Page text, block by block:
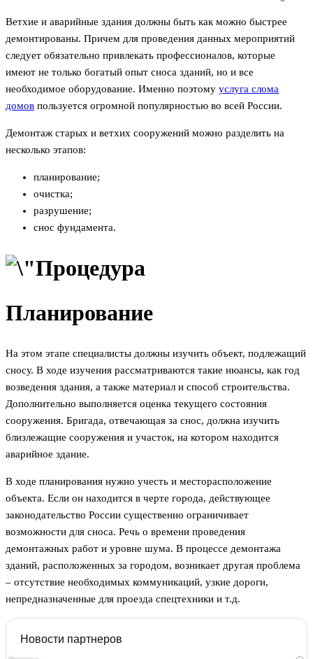
Ветхие и аварийные здания должны быть как можно быстрее
демонтированы. Причем для проведения данных мероприятий
следует обязательно привлекать профессионалов, которые
имеют не только богатый опыт сноса зданий, но и все
необходимое оборудование. Именно поэтому услуга слома
домов пользуется огромной популярностью во всей России.
Демонтаж старых и ветхих сооружений можно разделить на
несколько этапов:
планирование;
очистка;
разрушение;
снос фундамента.
Планирование
На этом этапе специалисты должны изучить объект, подлежащий
сносу. В ходе изучения рассматриваются такие нюансы, как год
возведения здания, а также материал и способ строительства.
Дополнительно выполняется оценка текущего состояния
сооружения. Бригада, отвечающая за снос, должна изучить
близлежащие сооружения и участок, на котором находится
аварийное здание.
В ходе планирования нужно учесть и месторасположение
объекта. Если он находится в черте города, действующее
законодательство России существенно ограничивает
возможности для сноса. Речь о времени проведения
демонтажных работ и уровне шума. В процессе демонтажа
зданий, расположенных за городом, возникает другая проблема
– отсутствие необходимых коммуникаций, узкие дороги,
непредназначенные для проезда спецтехники и т.д.
Новости партнеров